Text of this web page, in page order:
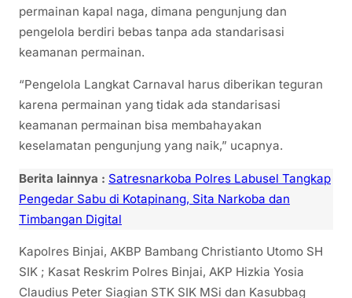
permainan kapal naga, dimana pengunjung dan
pengelola berdiri bebas tanpa ada standarisasi
keamanan permainan.
“Pengelola Langkat Carnaval harus diberikan teguran
karena permainan yang tidak ada standarisasi
keamanan permainan bisa membahayakan
keselamatan pengunjung yang naik,” ucapnya.
Berita lainnya : Satresnarkoba Polres Labusel Tangkap
Pengedar Sabu di Kotapinang, Sita Narkoba dan
Timbangan Digital
Kapolres Binjai, AKBP Bambang Christianto Utomo SH
SIK ; Kasat Reskrim Polres Binjai, AKP Hizkia Yosia
Claudius Peter Siagian STK SIK MSi dan Kasubbag